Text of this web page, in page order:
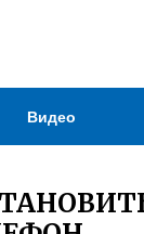
Видео